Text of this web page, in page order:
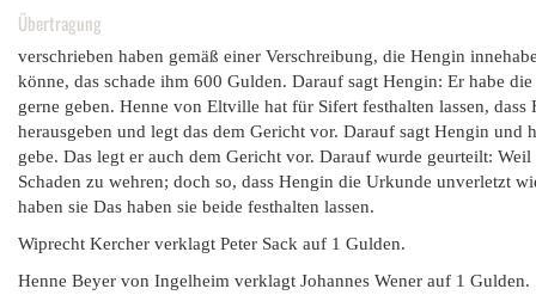
Übertragung
verschrieben haben gemäß einer Verschreibung, die Hengin
könne, das schade ihm 600 Gulden. Darauf sagt Hengin: Er habe
gerne geben. Henne von Eltville hat für Sifert festhalten lassen,
herausgeben und legt das dem Gericht vor. Darauf sagt Hengin
gebe. Das legt er auch dem Gericht vor. Darauf wurde geurteilt:
Schaden zu wehren; doch so, dass Hengin die Urkunde unverletzt
haben sie Das haben sie beide festhalten lassen.
Wiprecht Kercher verklagt Peter Sack auf 1 Gulden.
Henne Beyer von Ingelheim verklagt Johannes Wener auf 1 Gulden.